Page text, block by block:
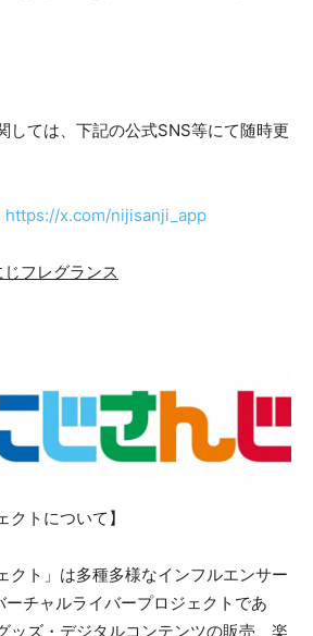
しては、下記の公式SNS等にて随時更
https://x.com/nijisanji_app
じフレグランス
クトについて】
クト」は多種多様なインフルエンサー
チャルライバープロジェクトであ
ッズ・デジタルコンテンツの販売、楽